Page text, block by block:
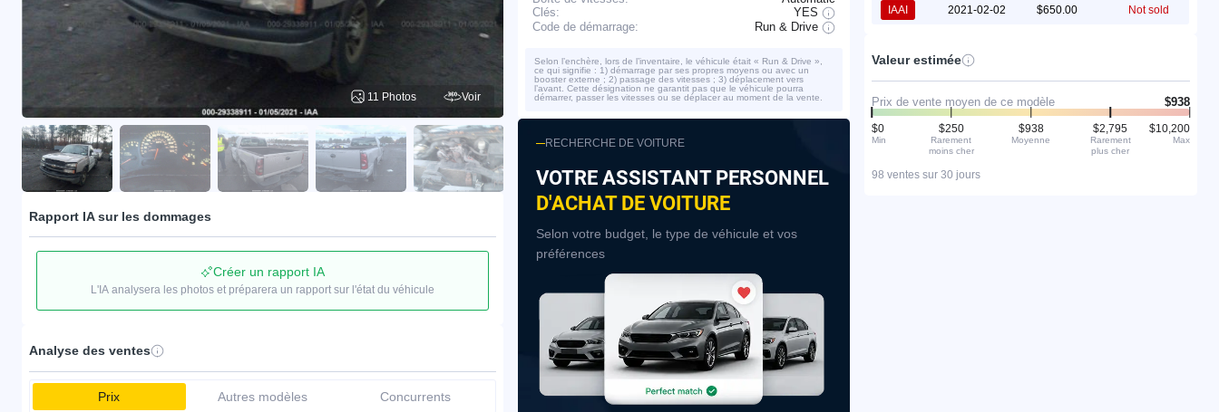
11 Photos Voir
Rapport IA sur les dommages
Créer un rapport IA
L'IA analysera les photos et préparera un rapport sur l'état du véhicule
Analyse des ventes
Prix Autres modèles Concurrents
Clés:
YES
Code de démarrage:
Run & Drive
Selon l’enchère, lors de l’inventaire, le véhicule était « Run & Drive »,
ce qui signifie : 1) démarrage par ses propres moyens ou avec un
booster externe ; 2) passage des vitesses ; 3) déplacement vers
l’avant. Cette désignation ne garantit pas que le véhicule pourra
démarrer, passer les vitesses ou se déplacer au moment de la vente.
RECHERCHE DE VOITURE
VOTRE ASSISTANT PERSONNEL
D'ACHAT DE VOITURE
Selon votre budget, le type de véhicule et vos
préférences
IAAI 2021-02-02 $650.00 Not sold
Valeur estimée
Prix de vente moyen de ce modèle $938
$0
Min
$250
Rarement
moins cher
$938
Moyenne
$2,795
Rarement
plus cher
$10,200
Max
98 ventes sur 30 jours